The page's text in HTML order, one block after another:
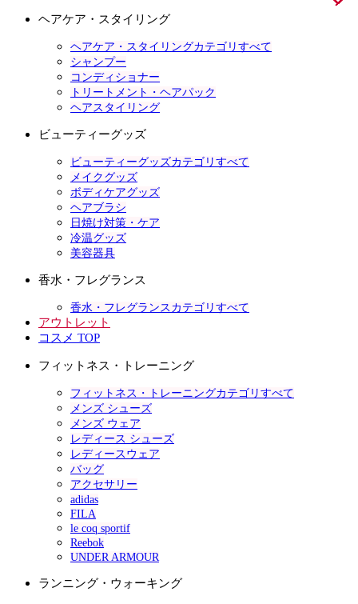
ヘアケア・スタイリング
ヘアケア・スタイリングカテゴリすべて
シャンプー
コンディショナー
トリートメント・ヘアパック
ヘアスタイリング
ビューティーグッズ
ビューティーグッズカテゴリすべて
メイクグッズ
ボディケアグッズ
ヘアブラシ
日焼け対策・ケア
冷温グッズ
美容器具
香水・フレグランス
香水・フレグランスカテゴリすべて
アウトレット
コスメ TOP
フィットネス・トレーニング
フィットネス・トレーニングカテゴリすべて
メンズ シューズ
メンズ ウェア
レディース シューズ
レディースウェア
バッグ
アクセサリー
adidas
FILA
le coq sportif
Reebok
UNDER ARMOUR
ランニング・ウォーキング